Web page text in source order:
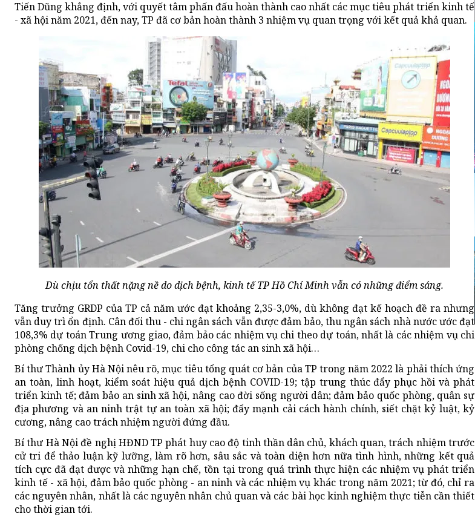
Tiến Dũng khẳng định, với quyết tâm phấn đấu hoàn thành cao nhất các mục tiêu phát triển kinh tế
- xã hội năm 2021, đến nay, TP đã cơ bản hoàn thành 3 nhiệm vụ quan trọng với kết quả khả quan.
Dù chịu tổn thất nặng nề do dịch bệnh, kinh tế TP Hồ Chí Minh vẫn có những điểm sáng.
Tăng trưởng GRDP của TP cả năm ước đạt khoảng 2,35-3,0%, dù không đạt kế hoạch đề ra nhưng
vẫn duy trì ổn định. Cân đối thu - chi ngân sách vẫn được đảm bảo, thu ngân sách nhà nước ước đạt
108,3% dự toán Trung ương giao, đảm bảo các nhiệm vụ chi theo dự toán, nhất là các nhiệm vụ chi
phòng chống dịch bệnh Covid-19, chi cho công tác an sinh xã hội…
Bí thư Thành ủy Hà Nội nêu rõ, mục tiêu tổng quát cơ bản của TP trong năm 2022 là phải thích ứng
an toàn, linh hoạt, kiểm soát hiệu quả dịch bệnh COVID-19; tập trung thúc đẩy phục hồi và phát
triển kinh tế; đảm bảo an sinh xã hội, nâng cao đời sống người dân; đảm bảo quốc phòng, quân sự
địa phương và an ninh trật tự an toàn xã hội; đẩy mạnh cải cách hành chính, siết chặt kỷ luật, kỷ
cương, nâng cao trách nhiệm người đứng đầu.
Bí thư Hà Nội đề nghị HĐND TP phát huy cao độ tinh thần dân chủ, khách quan, trách nhiệm trước
cử tri để thảo luận kỹ lưỡng, làm rõ hơn, sâu sắc và toàn diện hơn nữa tình hình, những kết quả
tích cực đã đạt được và những hạn chế, tồn tại trong quá trình thực hiện các nhiệm vụ phát triển
kinh tế - xã hội, đảm bảo quốc phòng - an ninh và các nhiệm vụ khác trong năm 2021; từ đó, chỉ ra
các nguyên nhân, nhất là các nguyên nhân chủ quan và các bài học kinh nghiệm thực tiễn cần thiết
cho thời gian tới.